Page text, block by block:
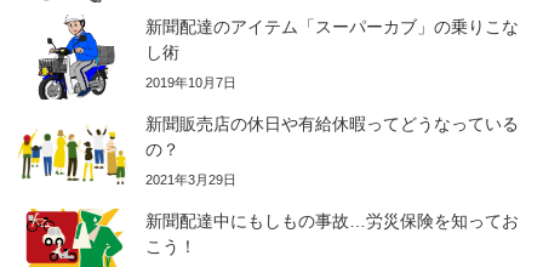
新聞配達のアイテム「スーパーカブ」の乗りこな
し術
2019年10月7日
新聞販売店の休日や有給休暇ってどうなっている
の？
2021年3月29日
新聞配達中にもしもの事故…労災保険を知ってお
こう！